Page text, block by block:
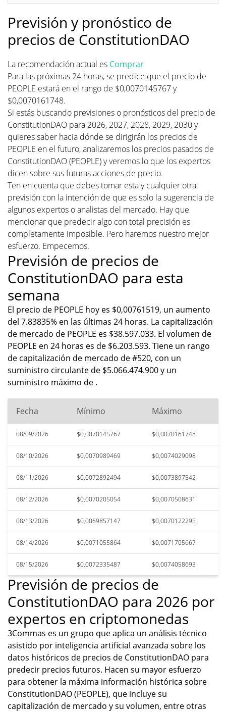
Previsión y pronóstico de
precios de ConstitutionDAO
La recomendación actual es Comprar
Para las próximas 24 horas, se predice que el precio de
PEOPLE estará en el rango de $0,0070145767 y
$0,0070161748.
Si estás buscando previsiones o pronósticos del precio de
ConstitutionDAO para 2026, 2027, 2028, 2029, 2030 y
quieres saber hacia dónde se dirigirán los precios de
PEOPLE en el futuro, analizaremos los precios pasados de
ConstitutionDAO (PEOPLE) y veremos lo que los expertos
dicen sobre sus futuras acciones de precio.
Ten en cuenta que debes tomar esta y cualquier otra
previsión con la intención de que es solo la sugerencia de
algunos expertos o analistas del mercado. Hay que
mencionar que predecir algo con total precisión es
completamente imposible. Pero haremos nuestro mejor
esfuerzo. Empecemos.
Previsión de precios de
ConstitutionDAO para esta
semana
El precio de PEOPLE hoy es $0,00761519, un aumento
del 7.83835% en las últimas 24 horas. La capitalización
de mercado de PEOPLE es $38.597.033. El volumen de
PEOPLE en 24 horas es de $6.203.593. Tiene un rango
de capitalización de mercado de #520, con un
suministro circulante de $5.066.474.900 y un
suministro máximo de .
Fecha Mínimo Máximo
08/09/2026 $0,0070145767 $0,0070161748
08/10/2026 $0,0070989469 $0,0074029098
08/11/2026 $0,0072892494 $0,0073897542
08/12/2026 $0,0070205054 $0,0070508631
08/13/2026 $0,0069857147 $0,0070122295
08/14/2026 $0,0071055864 $0,0071705667
08/15/2026 $0,0072335487 $0,0074058693
Previsión de precios de
ConstitutionDAO para 2026 por
expertos en criptomonedas
3Commas es un grupo que aplica un análisis técnico
asistido por inteligencia artificial avanzada sobre los
datos históricos de precios de ConstitutionDAO para
predecir precios futuros. Hacen su mayor esfuerzo
para obtener la máxima información histórica sobre
ConstitutionDAO (PEOPLE), que incluye su
capitalización de mercado y su volumen, entre otras